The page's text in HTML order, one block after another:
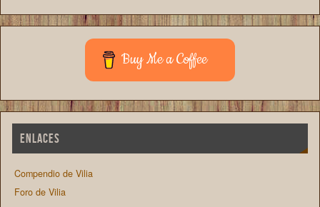
Buy Me a Coffee
ENLACES
Compendio de Vilia
Foro de Vilia